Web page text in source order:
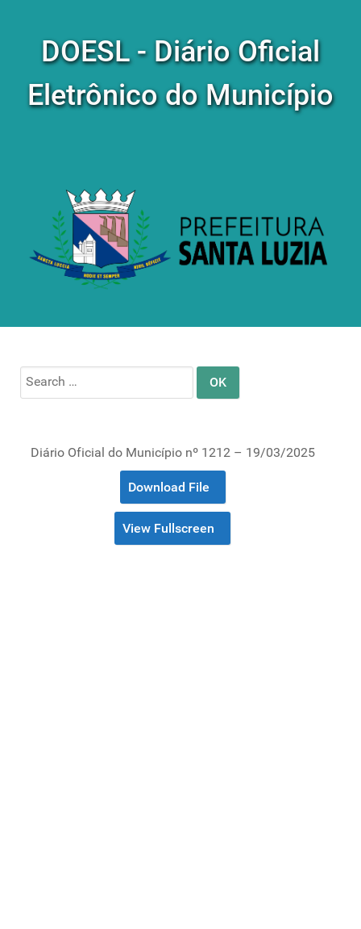
DOESL - Diário Oficial
Eletrônico do Município
Search
for:
Diário Oficial do Município nº 1212 – 19/03/2025
Download File
View Fullscreen